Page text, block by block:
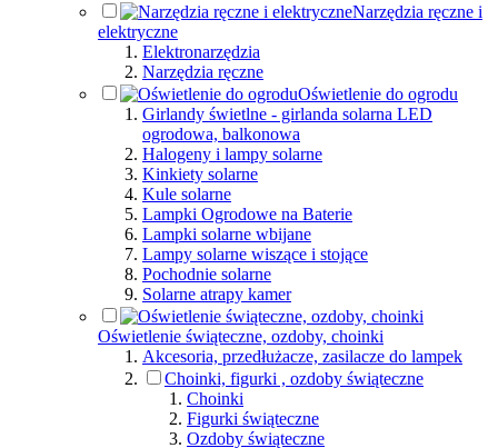
Narzędzia ręczne i
elektryczne
Elektronarzędzia
Narzędzia ręczne
Oświetlenie do ogrodu
Girlandy świetlne - girlanda solarna LED
ogrodowa, balkonowa
Halogeny i lampy solarne
Kinkiety solarne
Kule solarne
Lampki Ogrodowe na Baterie
Lampki solarne wbijane
Lampy solarne wiszące i stojące
Pochodnie solarne
Solarne atrapy kamer
Oświetlenie świąteczne, ozdoby, choinki
Akcesoria, przedłużacze, zasilacze do lampek
Choinki, figurki , ozdoby świąteczne
Choinki
Figurki świąteczne
Ozdoby świąteczne